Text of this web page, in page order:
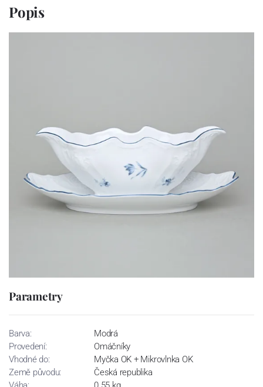
Popis
Parametry
Barva:
Modrá
Provedení:
Omáčníky
Vhodné do:
Myčka OK + Mikrovlnka OK
Země původu:
Česká republika